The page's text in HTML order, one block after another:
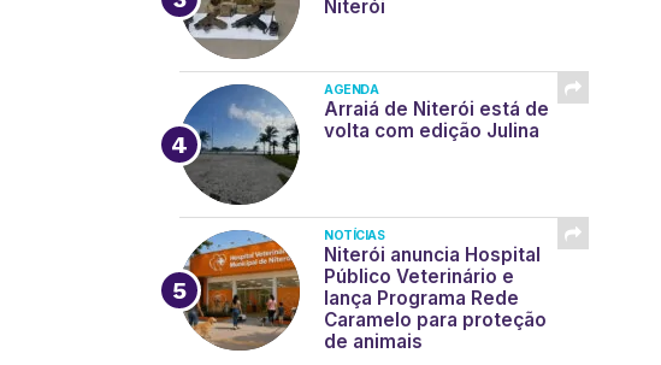
Niterói
AGENDA
Arraiá de Niterói está de
volta com edição Julina
NOTÍCIAS
Niterói anuncia Hospital
Público Veterinário e
lança Programa Rede
Caramelo para proteção
de animais